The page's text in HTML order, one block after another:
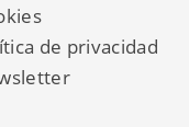
de privacidad